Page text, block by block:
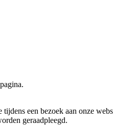
een bezoek aan onze
geraadpleegd.